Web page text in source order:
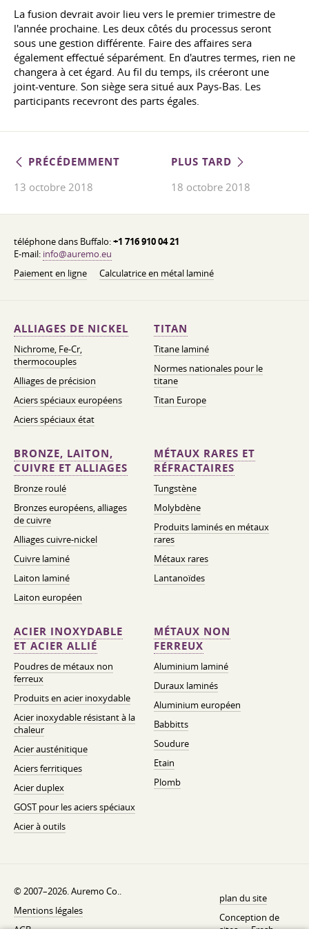
La fusion devrait avoir lieu vers le premier trimestre de
l'année prochaine. Les deux côtés du processus seront
sous une gestion différente. Faire des affaires sera
également effectué séparément. En d'autres termes, rien ne
changera à cet égard. Au fil du temps, ils créeront une
joint-venture. Son siège sera situé aux Pays-Bas. Les
participants recevront des parts égales.
PRÉCÉDEMMENT
13 octobre 2018
PLUS TARD
18 octobre 2018
téléphone dans Buffalo:+1 716 910 04 21
E-mail: info@auremo.eu
Paiement en ligne
Calculatrice en métal laminé
ALLIAGES DE NICKEL
Nichrome, Fe-Cr,
thermocouples
Alliages de précision
Aciers spéciaux européens
Aciers spéciaux état
TITAN
Titane laminé
Normes nationales pour le
titane
Titan Europe
BRONZE, LAITON,
CUIVRE ET ALLIAGES
Bronze roulé
Bronzes européens, alliages
de cuivre
Alliages cuivre-nickel
Cuivre laminé
Laiton laminé
Laiton européen
MÉTAUX RARES ET
RÉFRACTAIRES
Tungstène
Molybdène
Produits laminés en métaux
rares
Métaux rares
Lantanoïdes
ACIER INOXYDABLE
ET ACIER ALLIÉ
Poudres de métaux non
ferreux
Produits en acier inoxydable
Acier inoxydable résistant à la
chaleur
Acier austénitique
Aciers ferritiques
Acier duplex
GOST pour les aciers spéciaux
Acier à outils
MÉTAUX NON
FERREUX
Aluminium laminé
Duraux laminés
Aluminium européen
Babbitts
Soudure
Etain
Plomb
© 2007–2026. Auremo Co..
Mentions légales
plan du site
Conception de